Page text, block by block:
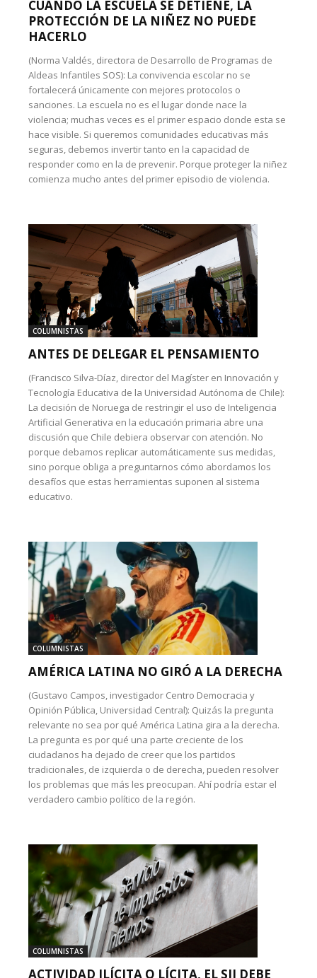
CUANDO LA ESCUELA SE DETIENE, LA
PROTECCIÓN DE LA NIÑEZ NO PUEDE
HACERLO
(Norma Valdés, directora de Desarrollo de Programas de
Aldeas Infantiles SOS): La convivencia escolar no se
fortalecerá únicamente con mejores protocolos o
sanciones. La escuela no es el lugar donde nace la
violencia; muchas veces es el primer espacio donde esta se
hace visible. Si queremos comunidades educativas más
seguras, debemos invertir tanto en la capacidad de
responder como en la de prevenir. Porque proteger la niñez
comienza mucho antes del primer episodio de violencia.
COLUMNISTAS
ANTES DE DELEGAR EL PENSAMIENTO
(Francisco Silva-Díaz, director del Magíster en Innovación y
Tecnología Educativa de la Universidad Autónoma de Chile):
La decisión de Noruega de restringir el uso de Inteligencia
Artificial Generativa en la educación primaria abre una
discusión que Chile debiera observar con atención. No
porque debamos replicar automáticamente sus medidas,
sino porque obliga a preguntarnos cómo abordamos los
desafíos que estas herramientas suponen al sistema
educativo.
COLUMNISTAS
AMÉRICA LATINA NO GIRÓ A LA DERECHA
(Gustavo Campos, investigador Centro Democracia y
Opinión Pública, Universidad Central): Quizás la pregunta
relevante no sea por qué América Latina gira a la derecha.
La pregunta es por qué una parte creciente de los
ciudadanos ha dejado de creer que los partidos
tradicionales, de izquierda o de derecha, pueden resolver
los problemas que más les preocupan. Ahí podría estar el
verdadero cambio político de la región.
COLUMNISTAS
ACTIVIDAD ILÍCITA O LÍCITA, EL SII DEBE